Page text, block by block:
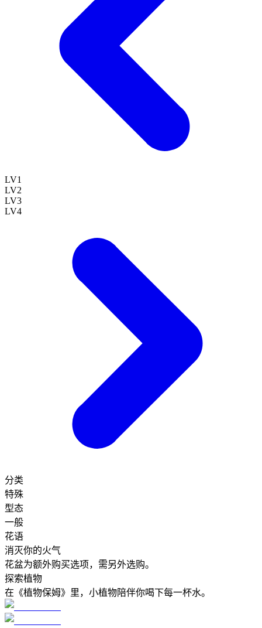
LV1
LV2
LV3
LV4
分类
特殊
型态
一般
花语
消灭你的火气
花盆为额外购买选项，需另外选购。
探索植物
在《植物保姆》里，小植物陪伴你喝下每一杯水。